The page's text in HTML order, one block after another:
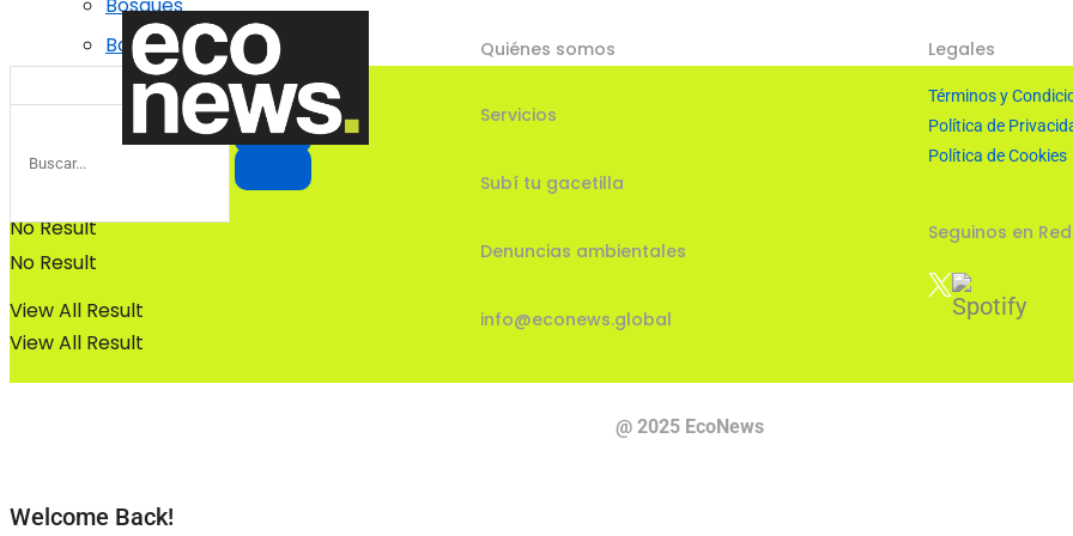
No Result
View All Result
Bosques
No Result
View All Result
Quiénes somos
Servicios
Subí tu gacetilla
Denuncias ambientales
info@econews.global
Legales
Términos y
Política de
Política de Cookies
Seguinos en
@ 2025 EcoNews
Welcome Back!